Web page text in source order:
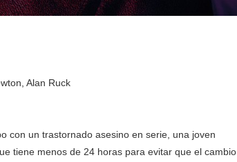
Alan Ruck
con un trastornado asesino en serie, una joven
tiene menos de 24 horas para evitar que el cambio